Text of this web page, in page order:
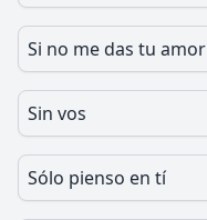
Si no me das tu amor
Sin vos
Sólo pienso en tí